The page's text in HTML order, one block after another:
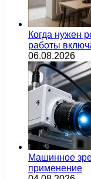
Когда нужен
работы
06.08.2026
Машинное
применение